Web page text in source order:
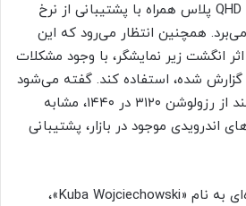
OLED منحنی با رزولوشن QHD پلاس همراه با پشتیبانی از نرخ
بهره می‌برد. همچنین انتظار می‌رود که این
انگشت زیر نمایشگر، با وجود مشکلات
شده، استفاده کند. گفته می‌شود
که پنل این گوشی هوشمند از رزولوشن ۳۱۲۰ در ۱۴۴۰، مشابه
اندرویدی موجود در بازار، پشتیبانی
طبق گزارش توسعه‌دهنده‌ای به نام «Kuba Wojciechowski»،